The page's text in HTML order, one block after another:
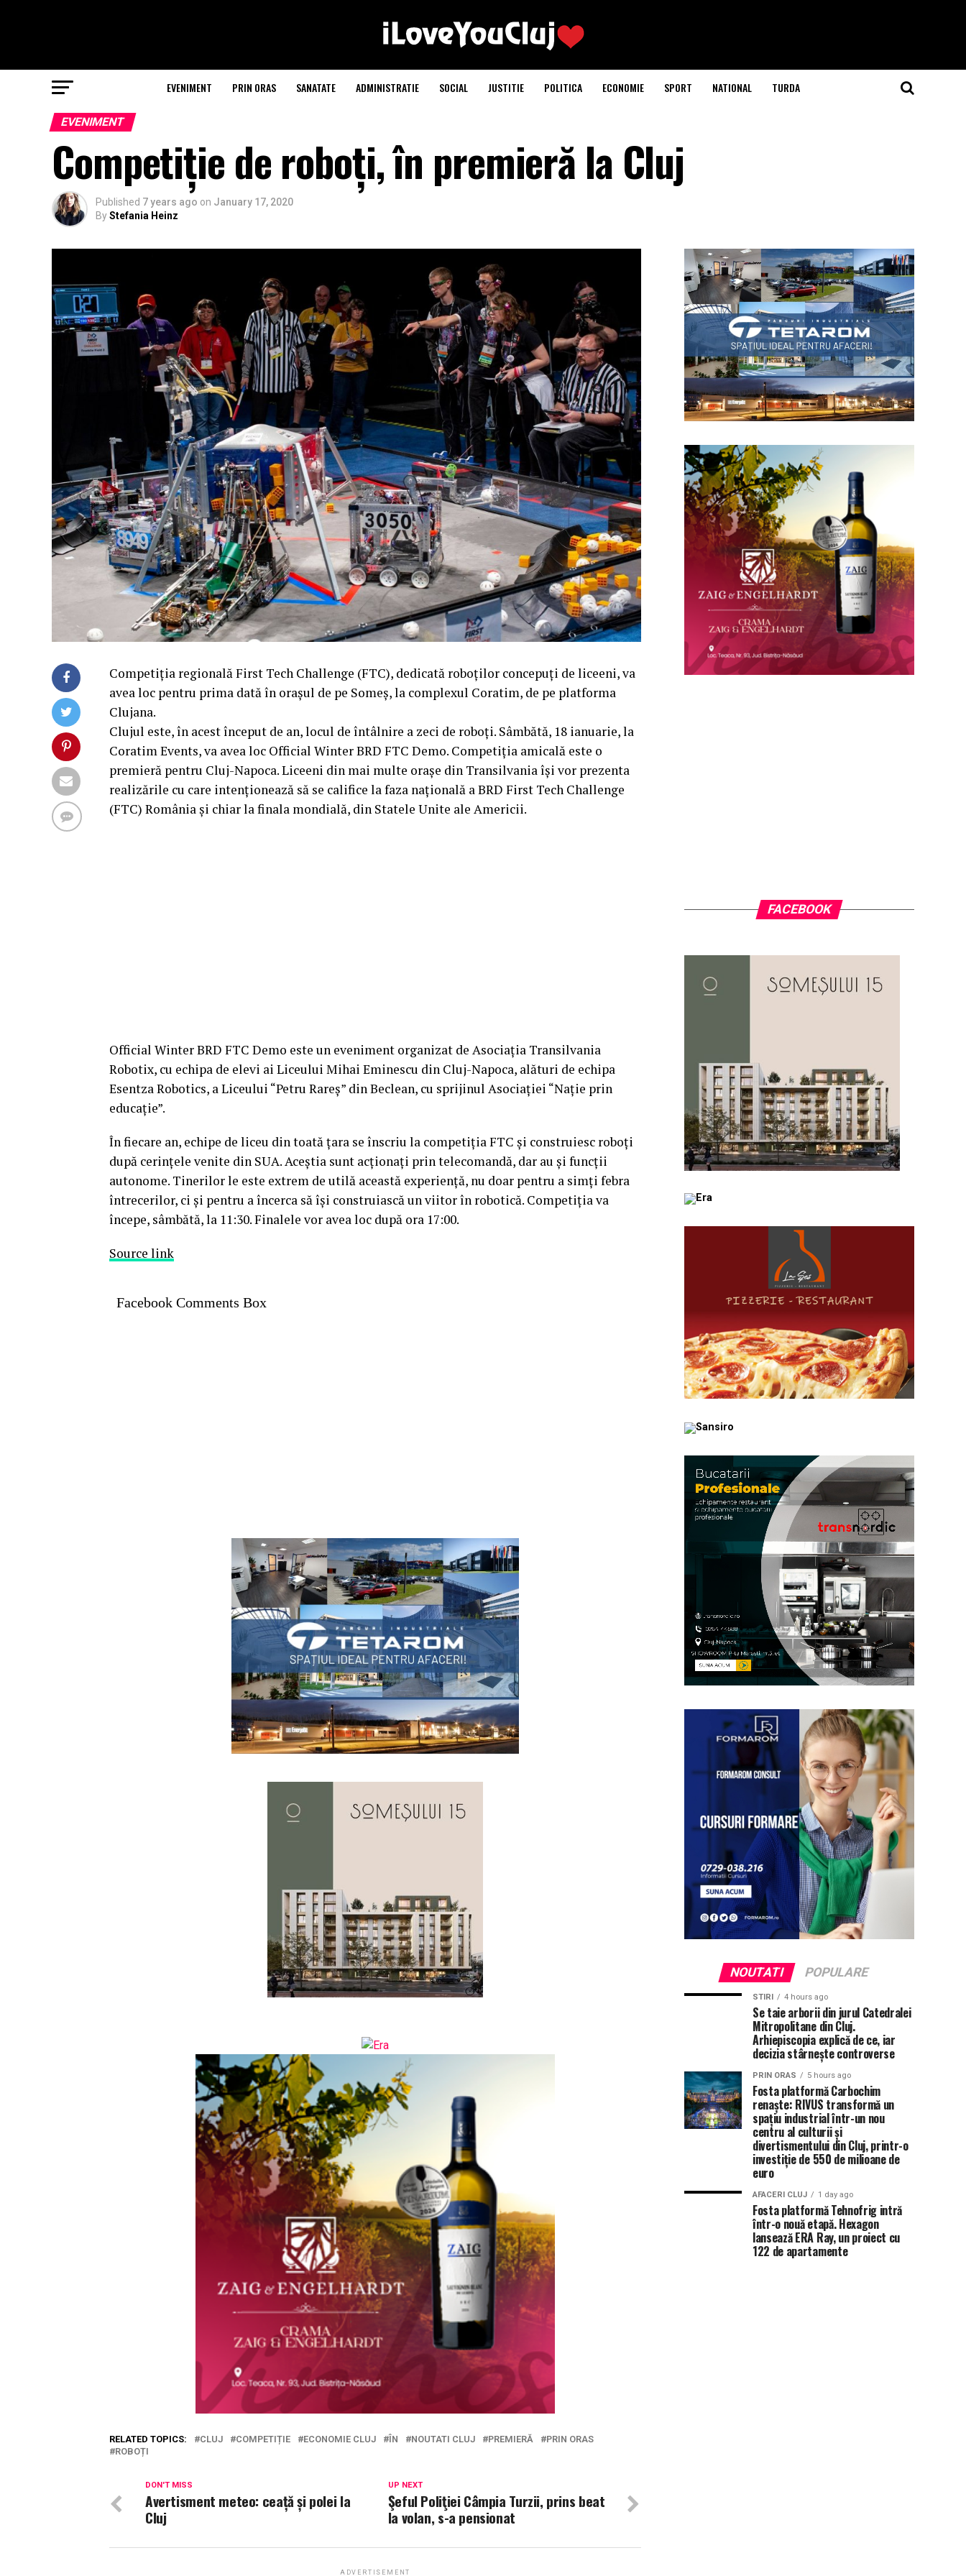
EVENIMENT PRIN ORAS SANATATE ADMINISTRATIE SOCIAL JUSTITIE POLITICA ECONOMIE SPORT NATIONAL TURDA
EVENIMENT
Competiție de roboți, în premieră la Cluj
Published 7 years ago on January 17, 2020
ByStefania Heinz
Competiția regională First Tech Challenge (FTC), dedicată roboților concepuți de liceeni, va
avea loc pentru prima dată în orașul de pe Someș, la complexul Coratim, de pe platforma
Clujana.
Clujul este, în acest început de an, locul de întâlnire a zeci de roboți. Sâmbătă, 18 ianuarie, la
Coratim Events, va avea loc Official Winter BRD FTC Demo. Competiția amicală este o
premieră pentru Cluj-Napoca. Liceeni din mai multe orașe din Transilvania își vor prezenta
realizările cu care intenționează să se califice la faza națională a BRD First Tech Challenge
(FTC) România și chiar la finala mondială, din Statele Unite ale Americii.
Official Winter BRD FTC Demo este un eveniment organizat de Asociația Transilvania
Robotix, cu echipa de elevi ai Liceului Mihai Eminescu din Cluj-Napoca, alături de echipa
Esentza Robotics, a Liceului “Petru Rareș” din Beclean, cu sprijinul Asociației “Nație prin
educație”.
În fiecare an, echipe de liceu din toată țara se înscriu la competiția FTC și construiesc roboți
după cerințele venite din SUA. Aceștia sunt acționați prin telecomandă, dar au și funcții
autonome. Tinerilor le este extrem de utilă această experiență, nu doar pentru a simți febra
întrecerilor, ci și pentru a încerca să își construiască un viitor în robotică. Competiția va
începe, sâmbătă, la 11:30. Finalele vor avea loc după ora 17:00.
Source link
Facebook Comments Box
RELATED TOPICS: CLUJ COMPETIȚIE ECONOMIE CLUJ ÎN NOUTATI CLUJ PREMIERĂ
PRIN ORAS
ROBOȚI
UP NEXT
Şeful Poliţiei Câmpia Turzii, prins beat
la volan, s-a pensionat
DON'T MISS
Avertisment meteo: ceață și polei la
Cluj
ADVERTISEMENT
FACEBOOK
NOUTATI POPULARE
STIRI 4 hours ago
Se taie arborii din jurul Catedralei
Mitropolitane din Cluj.
Arhiepiscopia explică de ce, iar
decizia stârnește controverse
PRIN ORAS 5 hours ago
Fosta platformă Carbochim
renaște: RIVUS transformă un
spațiu industrial într-un nou
centru al culturii și
divertismentului din Cluj, printr-o
investiție de 550 de milioane de
euro
AFACERI CLUJ 1 day ago
Fosta platformă Tehnofrig intră
într-o nouă etapă. Hexagon
lansează ERA Ray, un proiect cu
122 de apartamente